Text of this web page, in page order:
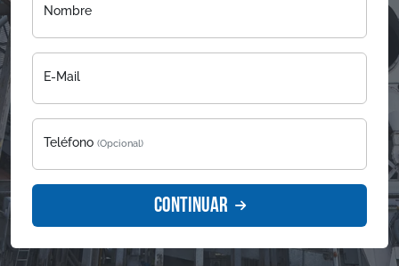
Nombre
E-Mail
Teléfono (Opcional)
Continuar